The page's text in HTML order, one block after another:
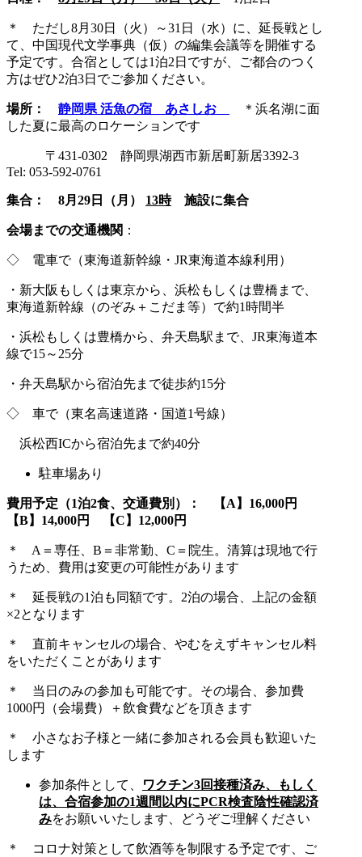
＊ ただし8月30日（火）～31日（水）に、延長戦とし
て、中国現代文学事典（仮）の編集会議等を開催する
予定です。合宿としては1泊2日ですが、ご都合のつく
方はぜひ2泊3日でご参加ください。
場所： 静岡県 活魚の宿 あさしお
＊浜名湖に面
した夏に最高のロケーションです
〒431-0302 静岡県湖西市新居町新居3392-3
Tel: 053-592-0761
集合： 8月29日（月） 13時施設に集合
会場までの交通機関 ：
◇ 電車で（東海道新幹線・JR東海道本線利用）
・新大阪もしくは東京から、浜松もしくは豊橋まで、
東海道新幹線（のぞみ＋こだま等）で約1時間半
・浜松もしくは豊橋から、弁天島駅まで、JR東海道本
線で15～25分
・弁天島駅から宿泊先まで徒歩約15分
◇ 車で（東名高速道路・国道1号線）
浜松西ICから宿泊先まで約40分
駐車場あり
費用予定（1泊2食、交通費別）： 【A 】 16,000円
【B】 14,000円 【C 】 12,000円
＊ A＝専任、B＝非常勤、C＝院生。清算は現地で行
うため、費用は変更の可能性があります
＊ 延長戦の1泊も同額です。2泊の場合、上記の金額
×2となります
＊ 直前キャンセルの場合、やむをえずキャンセル料
をいただくことがあります
＊ 当日のみの参加も可能です。その場合、参加費
1000円（会場費）＋飲食費などを頂きます
＊ 小さなお子様と一緒に参加される会員も歓迎いた
します
参加条件として、
ワクチン3回接種済み、もしく
は、合宿参加の1週間以内にPCR検査陰性確認済
みをお願いいたします、どうぞご理解ください
＊ コロナ対策として飲酒等を制限する予定です、ご